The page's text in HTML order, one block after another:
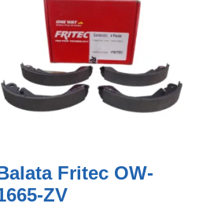
Fritec OW-
ZV